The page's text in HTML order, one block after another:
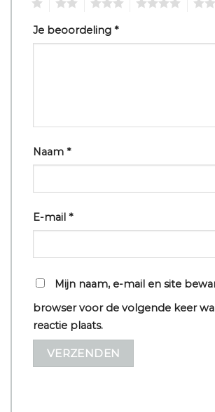
Je beoordeling *
Naam *
E-mail *
Mijn naam, e-mail en site
browser voor de volgende keer
reactie plaats.